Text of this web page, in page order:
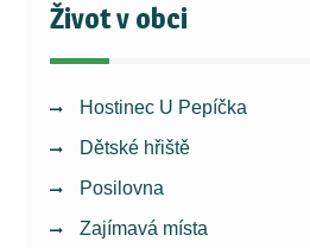
Život v obci
Hostinec U Pepíčka
Dětské hřiště
Posilovna
Zajímavá místa